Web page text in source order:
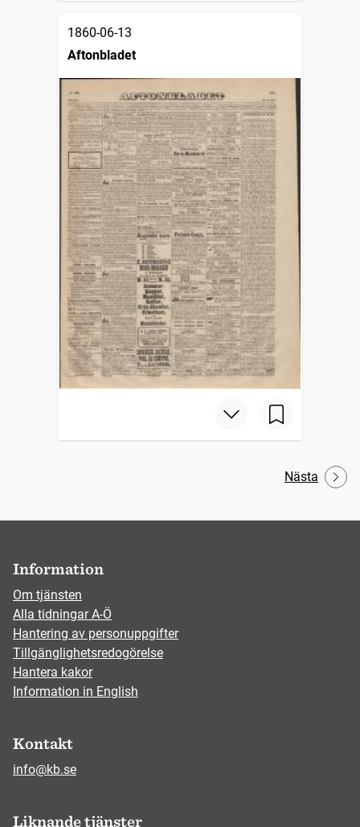
1860-06-13
Aftonbladet
Nästa
Information
Om tjänsten
Alla tidningar A-Ö
Hantering av personuppgifter
Tillgänglighetsredogörelse
Hantera kakor
Information in English
Kontakt
info@kb.se
Liknande tjänster